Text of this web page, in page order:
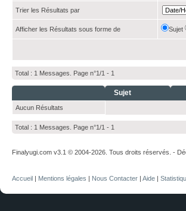
Trier les Résultats par
Afficher les Résultats sous forme de Sujet
Total : 1 Messages. Page n°1/1 - 1
Sujet
Aucun Résultats
Total : 1 Messages. Page n°1/1 - 1
Finalyugi.com v3.1 © 2004-2026. Tous droits réservés. -
Accueil | Mentions légales | Nous Contacter | Aide |